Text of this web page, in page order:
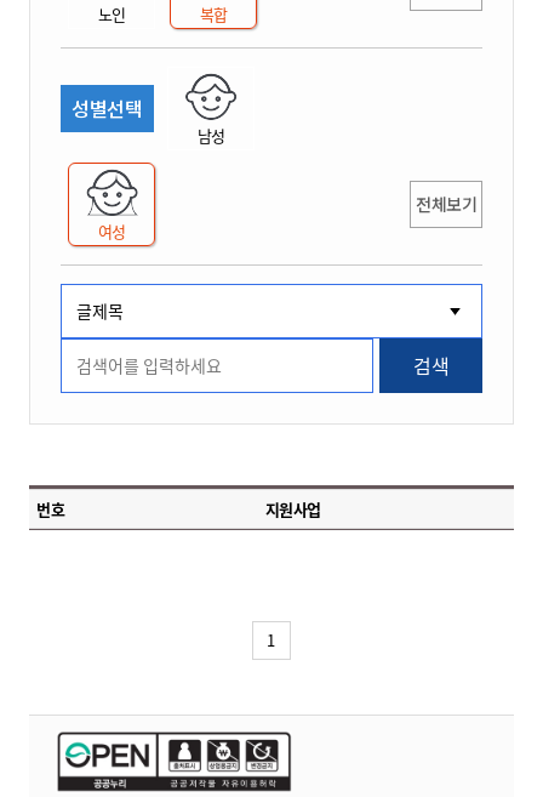
노인 복합
성별선택
남성
여성
전체보기
검색
번호 지원사업
1